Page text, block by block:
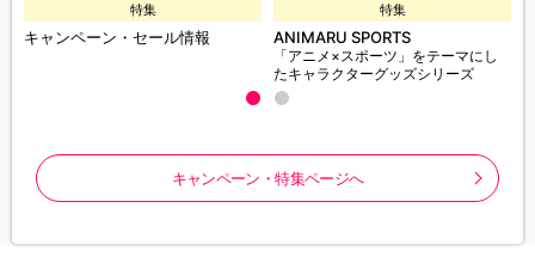
特集
キャンペーン・セール情報
特集
ANIMARU SPORTS
「アニメ×スポーツ」をテーマにし
たキャラクターグッズシリーズ
キャンペーン・特集ページへ